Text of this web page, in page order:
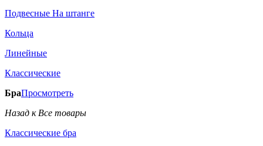
Подвесные На штанге
Кольца
Линейные
Классические
БраПросмотреть
Назад к Все товары
Классические бра